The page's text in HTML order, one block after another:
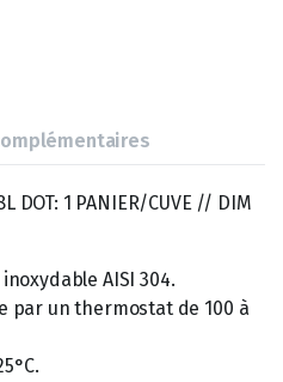
DOT: 1 PANIER/CUVE // DIM
AISI 304.
par un thermostat de 100 à